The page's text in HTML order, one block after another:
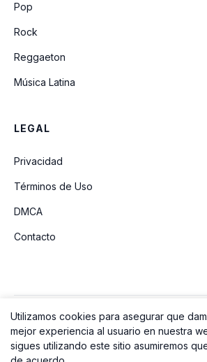
Pop
Rock
Reggaeton
Música Latina
LEGAL
Privacidad
Términos de Uso
DMCA
Contacto
© 2026 Ouvir Música. Todos los
Hecho con
Utilizamos cookies para asegurar que
mejor experiencia al usuario en nuestra
sigues utilizando este sitio asumiremos